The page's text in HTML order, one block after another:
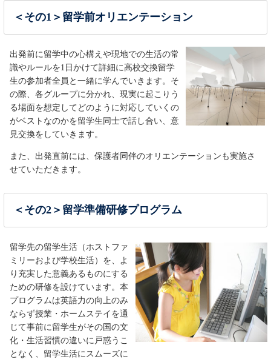
＜その1＞留学前オリエンテーション
出発前に留学中の心構えや現地での生活の常
識やルールを1日かけて詳細に高校交換留学
生の参加者全員と一緒に学んでいきます。そ
の際、各グループに分かれ、現実に起こりう
る場面を想定してどのように対応していくの
がベストなのかを留学生同士で話し合い、意
見交換をしていきます。
また、出発直前には、保護者同伴のオリエンテーションも実施さ
せていただきます。
＜その2＞留学準備研修プログラム
留学先の留学生活（ホストファ
ミリーおよび学校生活）を、よ
り充実した意義あるものにする
ための研修を設けています。本
プログラムは英語力の向上のみ
ならず授業・ホームステイを通
じて事前に留学生がその国の文
化・生活習慣の違いに戸惑うこ
となく、留学生活にスムーズに